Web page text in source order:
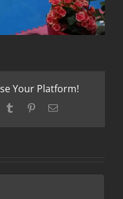
Your Platform!
Tumblr PinterestEmail